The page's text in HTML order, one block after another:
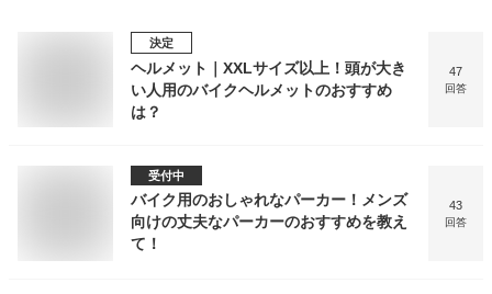
決定
ヘルメット｜XXLサイズ以上！頭が大き
い人用のバイクヘルメットのおすすめ
は？
47
回答
受付中
バイク用のおしゃれなパーカー！メンズ
向けの丈夫なパーカーのおすすめを教え
て！
43
回答